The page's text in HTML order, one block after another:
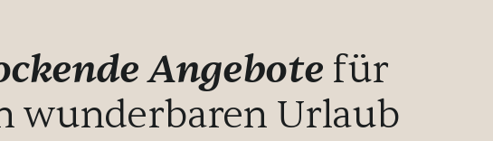
Angebote für
wunderbaren Urlaub